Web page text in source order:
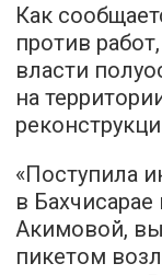
Как
против
власти
на
«Поступила
в
Акимовой,
пикетом